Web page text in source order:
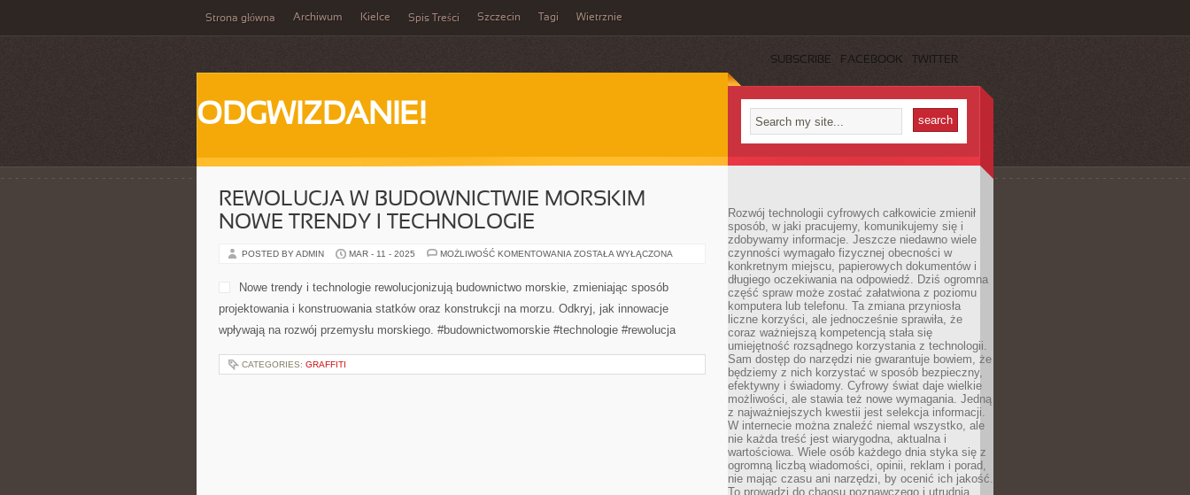
Strona główna Archiwum Kielce Spis Treści Szczecin Tagi Wietrznie
SUBSCRIBE FACEBOOK TWITTER
ODGWIZDANIE!
REWOLUCJA W BUDOWNICTWIE MORSKIM –
NOWE TRENDY I TECHNOLOGIE
POSTED BY ADMIN MAR - 11 - 2025 MOŻLIWOŚĆ KOMENTOWANIA REWOLUCJA
MORSKIM
–
TRENDY
TECHNOLOGIE
ZOSTAŁA WYŁĄCZONA
Nowe trendy i technologie rewolucjonizują budownictwo morskie, zmieniając sposób
projektowania i konstruowania statków oraz konstrukcji na morzu. Odkryj, jak innowacje
wpływają na rozwój przemysłu morskiego. #budownictwomorskie #technologie #rewolucja
CATEGORIES: GRAFFITI
Rozwój technologii cyfrowych całkowicie zmienił
sposób, w jaki pracujemy, komunikujemy się i
zdobywamy informacje. Jeszcze niedawno wiele
czynności wymagało fizycznej obecności w
konkretnym miejscu, papierowych dokumentów i
długiego oczekiwania na odpowiedź. Dziś ogromna
część spraw może zostać załatwiona z poziomu
komputera lub telefonu. Ta zmiana przyniosła
liczne korzyści, ale jednocześnie sprawiła, że
coraz ważniejszą kompetencją stała się
umiejętność rozsądnego korzystania z technologii.
Sam dostęp do narzędzi nie gwarantuje bowiem, że
będziemy z nich korzystać w sposób bezpieczny,
efektywny i świadomy. Cyfrowy świat daje wielkie
możliwości, ale stawia też nowe wymagania. Jedną
z najważniejszych kwestii jest selekcja informacji.
W internecie można znaleźć niemal wszystko, ale
nie każda treść jest wiarygodna, aktualna i
wartościowa. Wiele osób każdego dnia styka się z
ogromną liczbą wiadomości, opinii, reklam i porad,
nie mając czasu ani narzędzi, by ocenić ich jakość.
To prowadzi do chaosu poznawczego i utrudnia